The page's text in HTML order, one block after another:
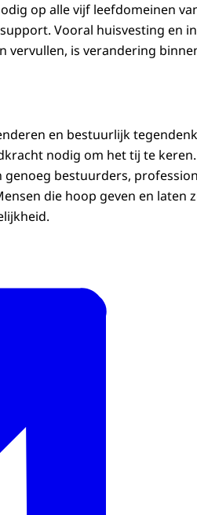
op alle vijf leefdomeinen
Vooral huisvesting en
is verandering
en bestuurlijk
nodig om het tij te
bestuurders,
die hoop geven en laten